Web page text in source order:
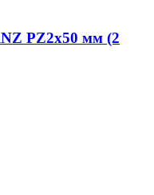
PZ2х50 мм (2